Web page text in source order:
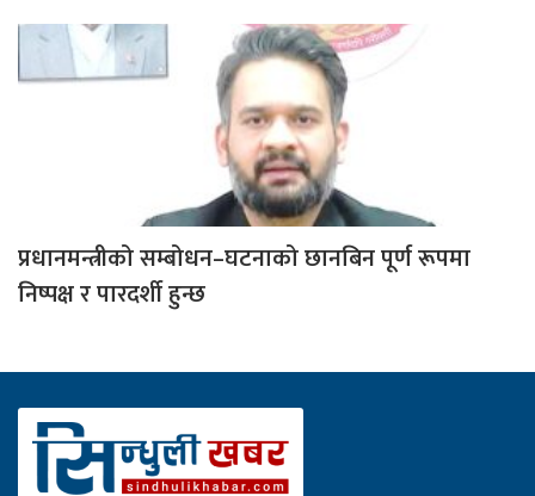
प्रधानमन्त्रीको सम्बोधन–घटनाको छानबिन पूर्ण रूपमा
निष्पक्ष र पारदर्शी हुन्छ